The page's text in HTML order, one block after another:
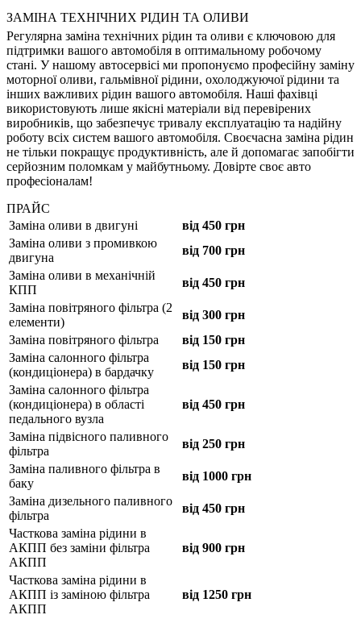
ЗАМІНА ТЕХНІЧНИХ РІДИН ТА ОЛИВИ
Регулярна заміна технічних рідин та оливи є ключовою для
підтримки вашого автомобіля в оптимальному робочому
стані. У нашому автосервісі ми пропонуємо професійну заміну
моторної оливи, гальмівної рідини, охолоджуючої рідини та
інших важливих рідин вашого автомобіля. Наші фахівці
використовують лише якісні матеріали від перевірених
виробників, що забезпечує тривалу експлуатацію та надійну
роботу всіх систем вашого автомобіля. Своєчасна заміна рідин
не тільки покращує продуктивність, але й допомагає запобігти
серйозним поломкам у майбутньому. Довірте своє авто
професіоналам!
ПРАЙС
Заміна оливи в двигуні
від 450 грн
Заміна оливи з промивкою
двигуна
від 700 грн
Заміна оливи в механічній
КПП
від 450 грн
Заміна повітряного фільтра (2
елементи)
від 300 грн
Заміна повітряного фільтра
від 150 грн
Заміна салонного фільтра
(кондиціонера) в бардачку
від 150 грн
Заміна салонного фільтра
(кондиціонера) в області
педального вузла
від 450 грн
Заміна підвісного паливного
фільтра
від 250 грн
Заміна паливного фільтра в
баку
від 1000 грн
Заміна дизельного паливного
фільтра
від 450 грн
Часткова заміна рідини в
АКПП без заміни фільтра
АКПП
від 900 грн
Часткова заміна рідини в
АКПП із заміною фільтра
АКПП
від 1250 грн